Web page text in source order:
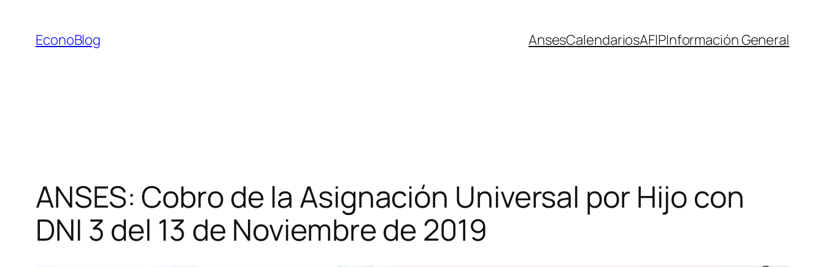
contenido
EconoBlog AnsesCalendariosAFIPInformación General
ANSES: Cobro de la Asignación Universal por Hijo con
DNI 3 del 13 de Noviembre de 2019